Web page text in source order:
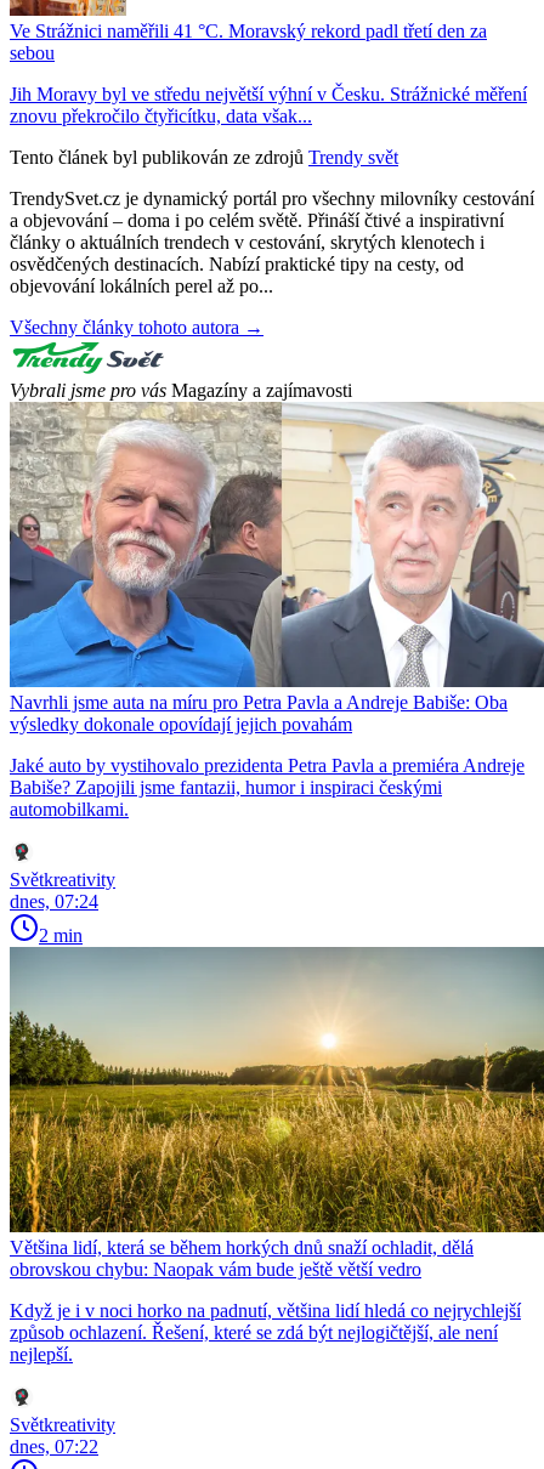
Ve Strážnici naměřili 41 °C. Moravský rekord padl třetí den za
sebou
Jih Moravy byl ve středu největší výhní v Česku. Strážnické měření
znovu překročilo čtyřicítku, data však...
Tento článek byl publikován ze zdrojů Trendy svět
TrendySvet.cz je dynamický portál pro všechny milovníky cestování
a objevování – doma i po celém světě. Přináší čtivé a inspirativní
články o aktuálních trendech v cestování, skrytých klenotech i
osvědčených destinacích. Nabízí praktické tipy na cesty, od
objevování lokálních perel až po...
Všechny články tohoto autora →
Vybrali jsme pro vás Magazíny a zajímavosti
Navrhli jsme auta na míru pro Petra Pavla a Andreje Babiše: Oba
výsledky dokonale opovídají jejich povahám
Jaké auto by vystihovalo prezidenta Petra Pavla a premiéra Andreje
Babiše? Zapojili jsme fantazii, humor i inspiraci českými
automobilkami.
Světkreativity
dnes, 07:24
2 min
Většina lidí, která se během horkých dnů snaží ochladit, dělá
obrovskou chybu: Naopak vám bude ještě větší vedro
Když je i v noci horko na padnutí, většina lidí hledá co nejrychlejší
způsob ochlazení. Řešení, které se zdá být nejlogičtější, ale není
nejlepší.
Světkreativity
dnes, 07:22